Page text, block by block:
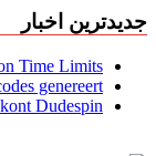
جدیدترین اخبار
Time Limits
genereert
Dudespin